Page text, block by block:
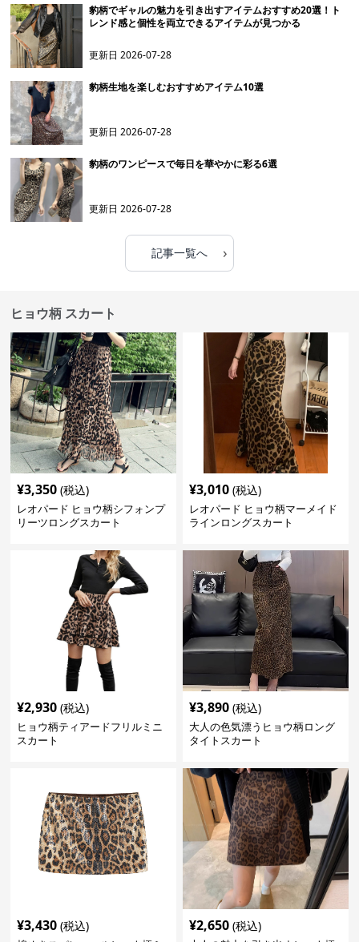
豹柄でギャルの魅力を引き出すアイテムおすすめ20選！ト
レンド感と個性を両立できるアイテムが見つかる
更新日2026-07-28
豹柄生地を楽しむおすすめアイテム10選
更新日2026-07-28
豹柄のワンピースで毎日を華やかに彩る6選
更新日2026-07-28
記事一覧へ ›
ヒョウ柄 スカート
¥3,350 (税込)
レオパード ヒョウ柄シフォンプ
リーツロングスカート
¥3,010 (税込)
レオパード ヒョウ柄マーメイド
ラインロングスカート
¥2,930 (税込)
ヒョウ柄ティアードフリルミニ
スカート
¥3,890 (税込)
大人の色気漂うヒョウ柄ロング
タイトスカート
¥3,430 (税込) ¥2,650 (税込)